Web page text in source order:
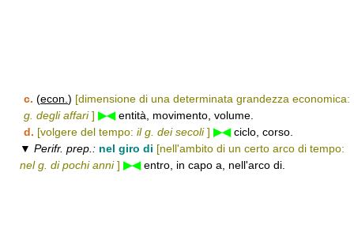
c. (econ. ) [dimensione di una determinata grandezza economica:
g. degli affari] ▶◀entità, movimento, volume.
d. [volgere del tempo: il g. dei secoli] ▶◀ciclo, corso.
▼ Perifr. prep.: nel giro di [nell'ambito di un certo arco di tempo:
nel g. di pochi anni] ▶◀entro, in capo a, nell'arco di.